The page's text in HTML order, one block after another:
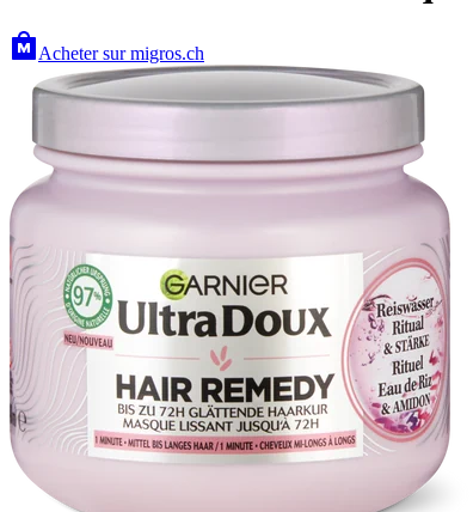
Acheter sur migros.ch